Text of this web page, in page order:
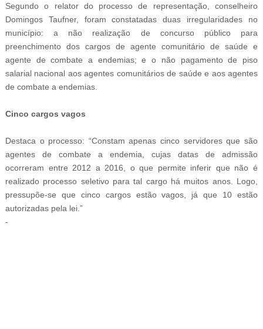
Segundo o relator do processo de representação, conselheiro
Domingos Taufner, foram constatadas duas irregularidades no
município: a não realização de concurso público para
preenchimento dos cargos de agente comunitário de saúde e
agente de combate a endemias; e o não pagamento de piso
salarial nacional aos agentes comunitários de saúde e aos agentes
de combate a endemias.
Cinco cargos vagos
Destaca o processo: “Constam apenas cinco servidores que são
agentes de combate a endemia, cujas datas de admissão
ocorreram entre 2012 a 2016, o que permite inferir que não é
realizado processo seletivo para tal cargo há muitos anos. Logo,
pressupõe-se que cinco cargos estão vagos, já que 10 estão
autorizadas pela lei.”
-